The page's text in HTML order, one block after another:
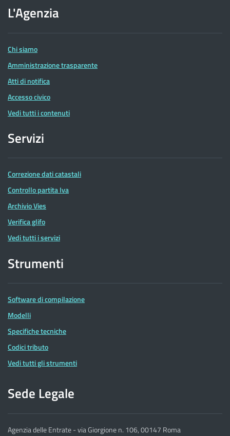
dell'Agenzia
delle
Entrate
L'Agenzia
Chi siamo
Amministrazione trasparente
Atti di notifica
Accesso civico
Vedi tutti i contenuti
Servizi
Correzione dati catastali
Controllo partita Iva
Archivio Vies
Verifica glifo
Vedi tutti i servizi
Strumenti
Software di compilazione
Modelli
Specifiche tecniche
Codici tributo
Vedi tutti gli strumenti
Sede Legale
Agenzia delle Entrate - via Giorgione n. 106, 00147 Roma